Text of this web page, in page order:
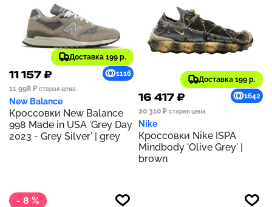
Доставка 199 р.
11 157 ₽
1116
11 998 ₽ старая цена
New Balance
Кроссовки New Balance
998 Made in USA 'Grey Day
2023 - Grey Silver' | grey
Доставка 199 р.
16 417 ₽
1642
20 310 ₽ старая цена
Nike
Кроссовки Nike ISPA
Mindbody 'Olive Grey' |
brown
- 8 %